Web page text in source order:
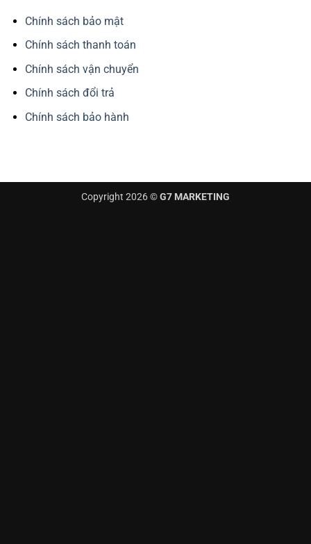
Chính sách bảo mật
Chính sách thanh toán
Chính sách vận chuyển
Chính sách đổi trả
Chính sách bảo hành
Copyright 2026 ©G7 MARKETING